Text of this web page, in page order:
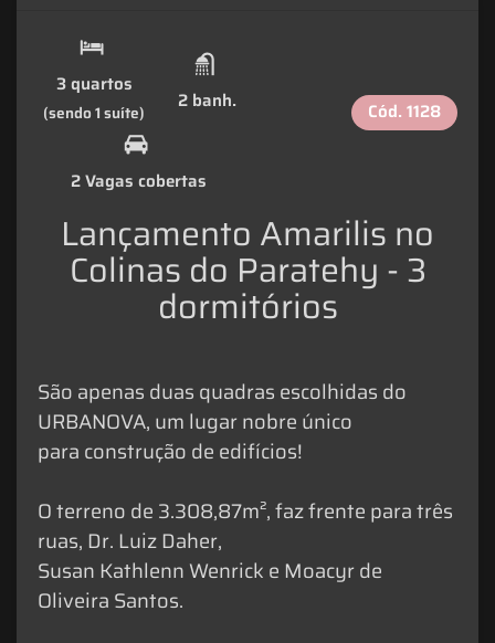
3 quartos
(sendo 1 suíte) 2 banh.
2 Vagas cobertas
Cód. 1128
Lançamento Amarilis no
Colinas do Paratehy - 3
dormitórios
São apenas duas quadras escolhidas do
URBANOVA, um lugar nobre único
para construção de edifícios!
O terreno de 3.308,87m², faz frente para três
ruas, Dr. Luiz Daher,
Susan Kathlenn Wenrick e Moacyr de
Oliveira Santos.